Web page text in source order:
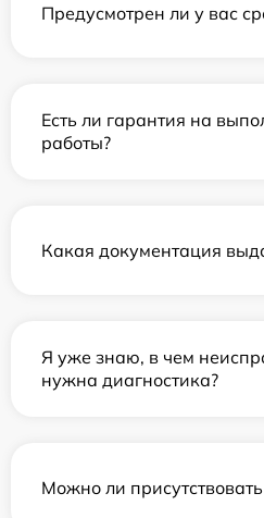
Предусмотрен ли у вас
Есть ли гарантия на
работы?
Какая документация
Я уже знаю, в чем
нужна диагностика?
Можно ли